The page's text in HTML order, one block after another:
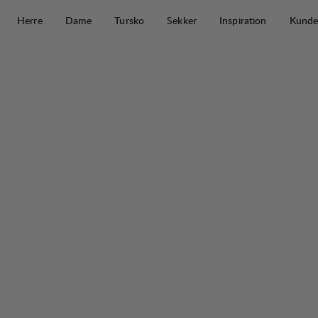
Herre
Dame Tursko Sekker Inspiration